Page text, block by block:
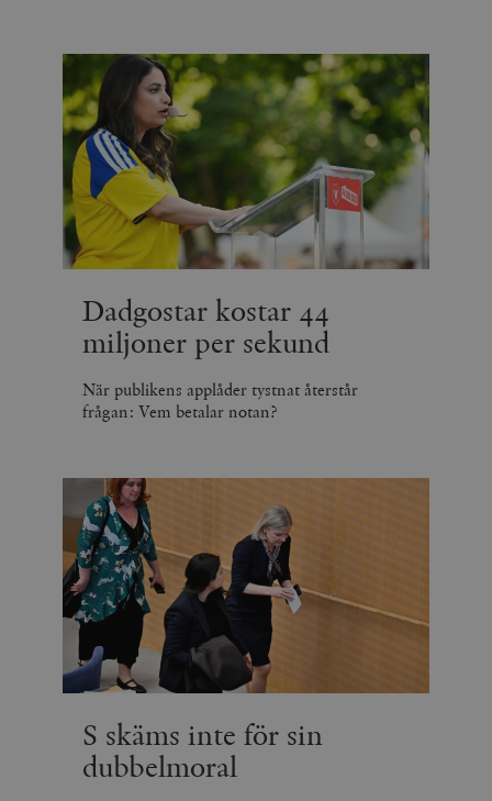
Dadgostar kostar 44
miljoner per sekund
När publikens applåder tystnat återstår
frågan: Vem betalar notan?
S skäms inte för sin
dubbelmoral